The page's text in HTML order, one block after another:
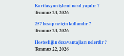
Kavitasyon işlemi nasıl yapılır ?
Temmuz 24, 2026
257 hesap ne için kullanılır ?
Temmuz 24, 2026
Hostesliğin dezavantajları nelerdir ?
Temmuz 22, 2026